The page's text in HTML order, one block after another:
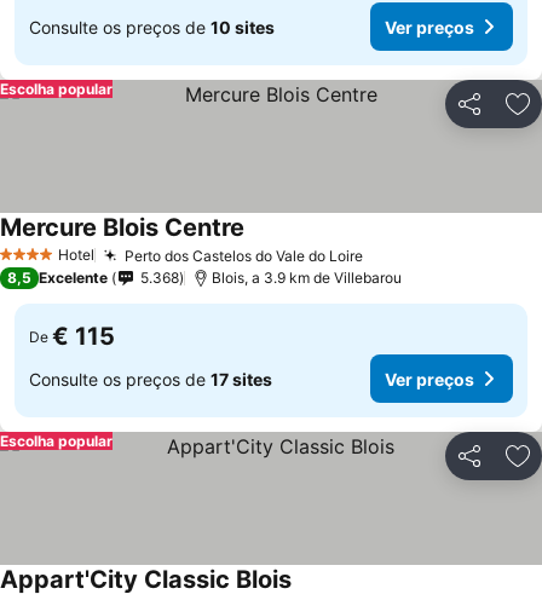
Consulte os preços de 10 sites Ver preços
Partilhar
Escolha popular
4 EstrelasHotel Perto dos Castelos do Vale do LoireVer preços
Mercure Blois Centre
8,5 Excelente 5.368 Blois, a 3.9 km de Villebarou
De € 115
Consulte os preços de 17 sites Ver preços
Partilhar
Escolha popular
Appart'City Classic BloisVer preços